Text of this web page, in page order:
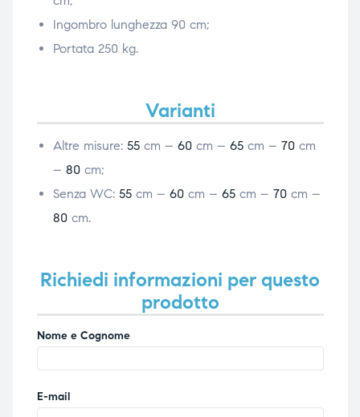
Ingombro lunghezza 90 cm;
Portata 250 kg.
Varianti
Altre misure: 55cm – 60cm – 65cm – 70cm
– 80cm;
Senza WC: 55cm – 60cm – 65cm – 70cm –
80cm.
Richiedi informazioni per questo
prodotto
Nome e Cognome
E-mail